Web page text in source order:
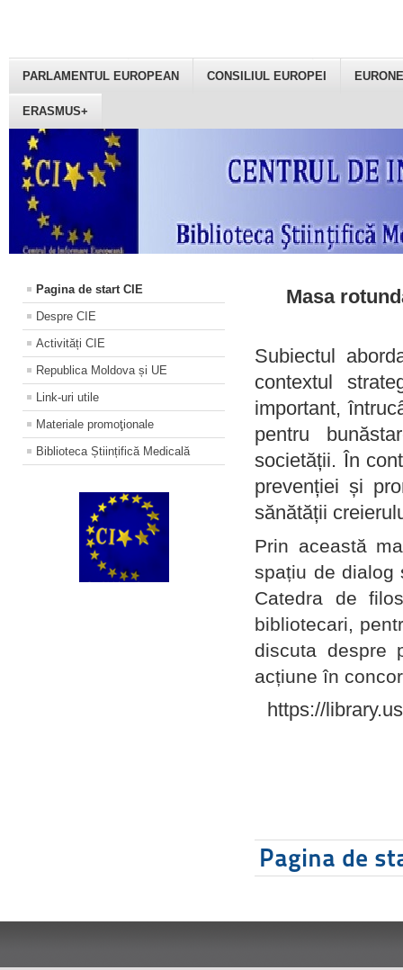
PARLAMENTUL EUROPEAN CONSILIUL EUROPEI
ERASMUS+
Pagina de start CIE
Despre CIE
Activități CIE
Republica Moldova și UE
Link-uri utile
Materiale promoţionale
Biblioteca Științifică Medicală
Masa
Subiectul
contextul
important,
pentru
societății. În
prevenției și
sănătății
Prin această
spațiu de dialog
Catedra de
bibliotecari,
discuta despre
acțiune în
https://
Pagina de